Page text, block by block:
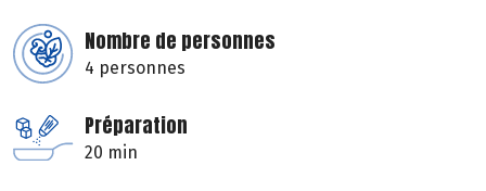
Nombre de personnes
4 personnes
Préparation
20 min